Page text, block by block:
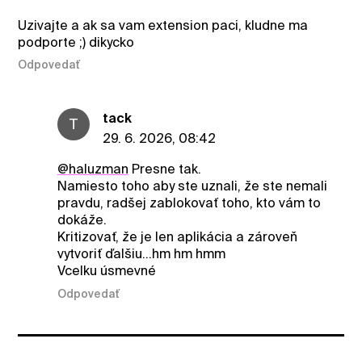
Uzivajte a ak sa vam extension paci, kludne ma
podporte ;) dikycko
Odpovedať
T
tack
29. 6. 2026, 08:42
@haluzman Presne tak.
Namiesto toho aby ste uznali, že ste nemali
pravdu, radšej zablokovať toho, kto vám to
dokáže.
Kritizovať, že je len aplikácia a zároveň
vytvoriť ďalšiu...hm hm hmm
Vcelku úsmevné
Odpovedať